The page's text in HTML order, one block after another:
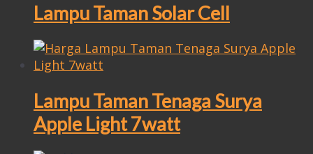
Lampu Taman Solar Cell
Lampu Taman Tenaga Surya
Apple Light 7watt